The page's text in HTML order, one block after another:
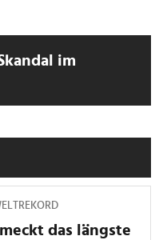
weiter. Unsere
möglicherweise mit
ihnen bereitgestellt
im
das längste